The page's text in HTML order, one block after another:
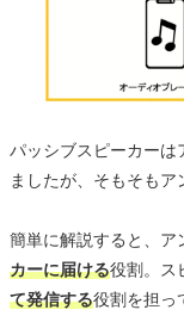
パッシブスピーカーは
ましたが、そもそもア
簡単に解説すると、ア
カーに届ける役割。ス
て発信する役割を担っ